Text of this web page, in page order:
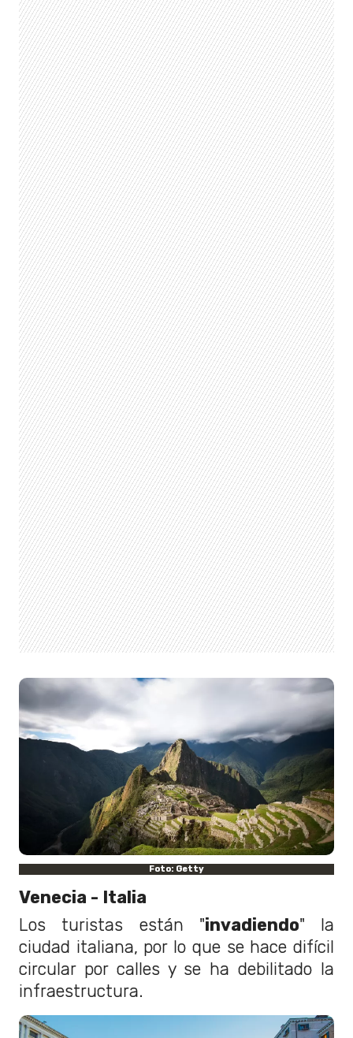
Foto: Getty
Venecia - Italia
Los turistas están "invadiendo" la
ciudad italiana, por lo que se hace difícil
circular por calles y se ha debilitado la
infraestructura.